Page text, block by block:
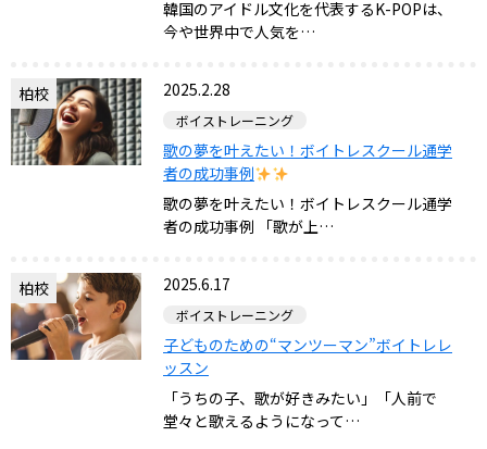
韓国のアイドル文化を代表するK-POPは、
今や世界中で人気を…
柏校 2025.2.28
ボイストレーニング
歌の夢を叶えたい！ボイトレスクール通学
者の成功事例
歌の夢を叶えたい！ボイトレスクール通学
者の成功事例 「歌が上…
柏校 2025.6.17
ボイストレーニング
子どものための“マンツーマン”ボイトレレ
ッスン
「うちの子、歌が好きみたい」「人前で
堂々と歌えるようになって…